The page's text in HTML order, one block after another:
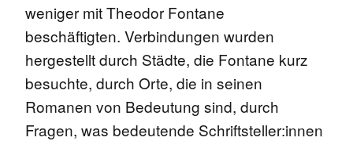
weniger mit Theodor Fontane
beschäftigten. Verbindungen wurden
hergestellt durch Städte, die Fontane kurz
besuchte, durch Orte, die in seinen
Romanen von Bedeutung sind, durch
Fragen, was bedeutende Schriftsteller:innen